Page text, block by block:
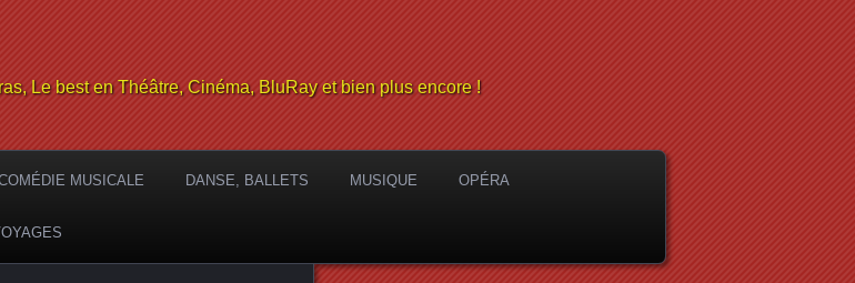
Le best en Théâtre, Cinéma, BluRay et bien plus encore !
MUSICALE DANSE, BALLETS MUSIQUE OPÉRA